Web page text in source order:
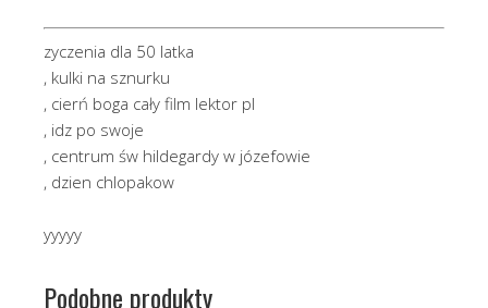
zyczenia dla 50 latka
, kulki na sznurku
, cierń boga cały film lektor pl
, idz po swoje
, centrum św hildegardy w józefowie
, dzien chlopakow
yyyyy
Podobne produkty